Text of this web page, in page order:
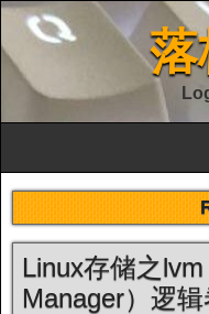
落
Linux存储之
Manager）逻辑